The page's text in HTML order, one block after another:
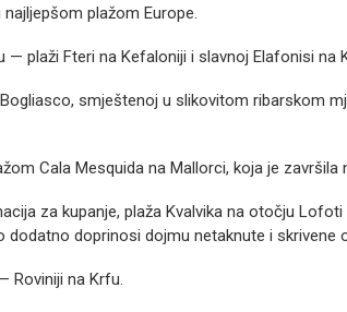
plažom Europe.
plaži Fteri na Kefaloniji i slavnoj Elafonisi na
smještenoj u slikovitom ribarskom
Cala Mesquida na Mallorci, koja je
za kupanje, plaža Kvalvika na otočju
doprinosi dojmu netaknute i skrivene
Roviniji na Krfu.